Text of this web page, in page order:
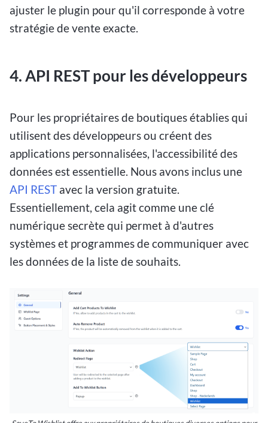
ajuster le plugin pour qu'il corresponde à votre
stratégie de vente exacte.
4. API REST pour les développeurs
Pour les propriétaires de boutiques établies qui
utilisent des développeurs ou créent des
applications personnalisées, l'accessibilité des
données est essentielle. Nous avons inclus une
API REST avec la version gratuite.
Essentiellement, cela agit comme une clé
numérique secrète qui permet à d'autres
systèmes et programmes de communiquer avec
les données de la liste de souhaits.